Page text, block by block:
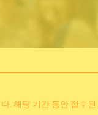
. 해당 기간 동안 접수